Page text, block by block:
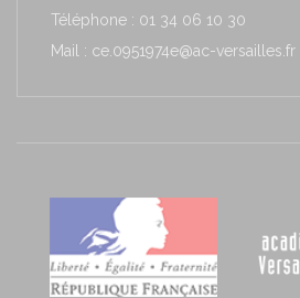
Téléphone : 01 34 06 10 30
Mail : ce.0951974e@ac-versailles.fr